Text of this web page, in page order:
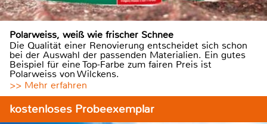
Polarweiss, weiß wie frischer Schnee
Die Qualität einer Renovierung entscheidet sich schon
bei der Auswahl der passenden Materialien. Ein gutes
Beispiel für eine Top-Farbe zum fairen Preis ist
Polarweiss von Wilckens.
>> Mehr erfahren
kostenloses Probeexemplar